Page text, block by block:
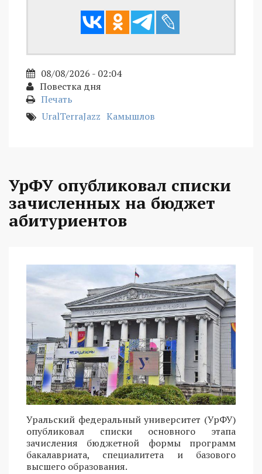
08/08/2026 - 02:04
Повестка дня
Печать
UralTerraJazz Камышлов
УрФУ опубликовал списки
зачисленных на бюджет
абитуриентов
Уральский федеральный университет (УрФУ)
опубликовал списки основного этапа
зачисления бюджетной формы программ
бакалавриата, специалитета и базового
высшего образования.